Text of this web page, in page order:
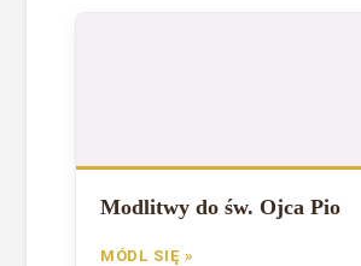
Modlitwy do św. Ojca Pio
MÓDL SIĘ »